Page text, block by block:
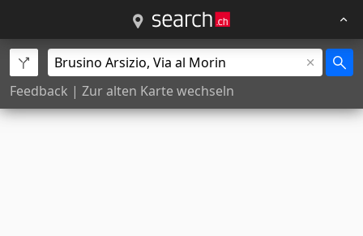
Feedback | Zur alten Karte wechseln